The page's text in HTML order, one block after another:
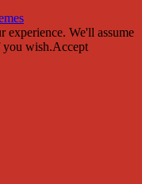
experience. We'll assume
you wish.Accept